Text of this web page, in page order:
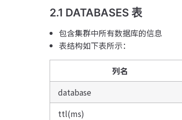
2.1 DATABASES 表
包含集群中所有数据库的信息
表结构如下表所示：
列名
database
ttl(ms)